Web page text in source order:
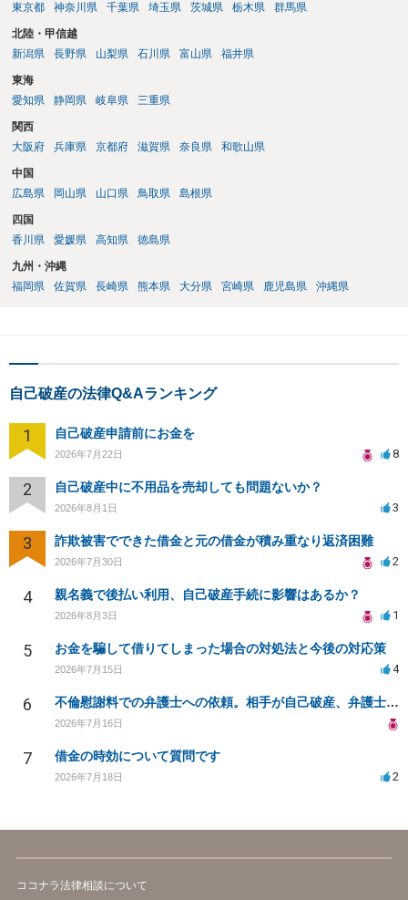
東京都
神奈川県 千葉県 埼玉県 茨城県 栃木県 群馬県
北陸・甲信越
新潟県
長野県 山梨県 石川県 富山県 福井県
東海
愛知県
静岡県 岐阜県 三重県
関西
大阪府
兵庫県 京都府 滋賀県 奈良県 和歌山県
中国
広島県
岡山県 山口県 鳥取県 島根県
四国
香川県
愛媛県 高知県 徳島県
九州・沖縄
福岡県
佐賀県 長崎県 熊本県 大分県 宮崎県 鹿児島県 沖縄県
自己破産の法律Q&Aランキング
1 自己破産申請前にお金を
2026年7月22日 8
2 自己破産中に不用品を売却しても問題ないか？
2026年8月1日 3
3 詐欺被害でできた借金と元の借金が積み重なり返済困難
2026年7月30日 2
4 親名義で後払い利用、自己破産手続に影響はあるか？
2026年8月3日 1
5 お金を騙して借りてしまった場合の対処法と今後の対応策
2026年7月15日 4
6 不倫慰謝料での弁護士への依頼。相手が自己破産、弁護士との契約範囲は？
2026年7月16日
7 借金の時効について質問です
2026年7月18日 2
ココナラ法律相談について